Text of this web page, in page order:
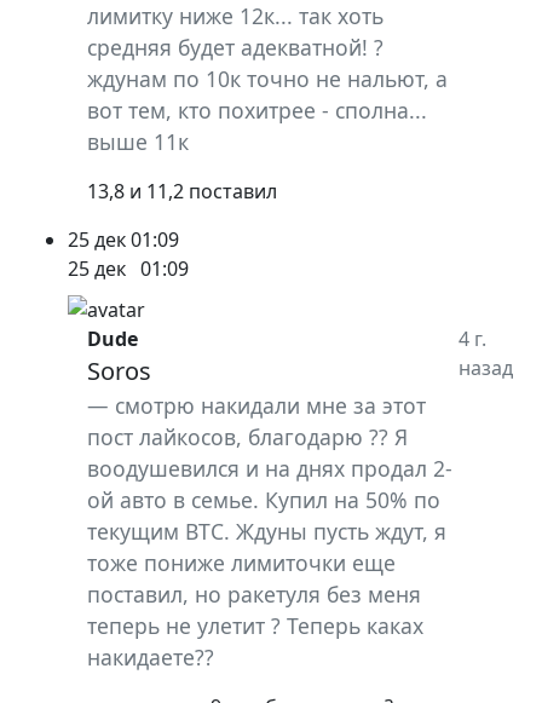
лимитку ниже 12к... так хоть
средняя будет адекватной! ?
ждунам по 10к точно не нальют, а
вот тем, кто похитрее - сполна...
выше 11к
13,8 и 11,2 поставил
25 дек01:09
25 дек 01:09
Dude
Soros
смотрю накидали мне за этот
пост лайкосов, благодарю ?? Я
воодушевился и на днях продал 2-
ой авто в семье. Купил на 50% по
текущим BTC. Ждуны пусть ждут, я
тоже пониже лимиточки еще
поставил, но ракетуля без меня
теперь не улетит ? Теперь каках
накидаете??
4 г.
назад